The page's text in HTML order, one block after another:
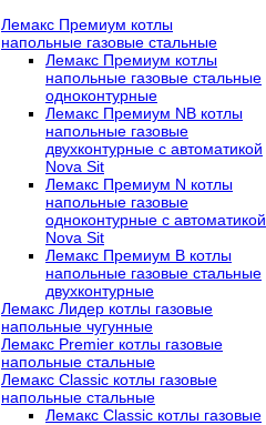
Лемакс Премиум котлы
напольные газовые стальные
Лемакс Премиум котлы
напольные газовые стальные
одноконтурные
Лемакс Премиум NB котлы
напольные газовые
двухконтурные c автоматикой
Nova Sit
Лемакс Премиум N котлы
напольные газовые
одноконтурные c автоматикой
Nova Sit
Лемакс Премиум B котлы
напольные газовые стальные
двухконтурные
Лемакс Лидер котлы газовые
напольные чугунные
Лемакс Premier котлы газовые
напольные стальные
Лемакс Classic котлы газовые
напольные стальные
Лемакс Classic котлы газовые